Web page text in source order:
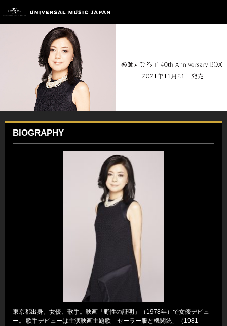
BIOGRAPHY
東京都出身。女優、歌手。映画「野性の証明」（1978年）で女優デビュ
ー。 歌手デビューは主演映画主題歌「セーラー服と機関銃」（1981